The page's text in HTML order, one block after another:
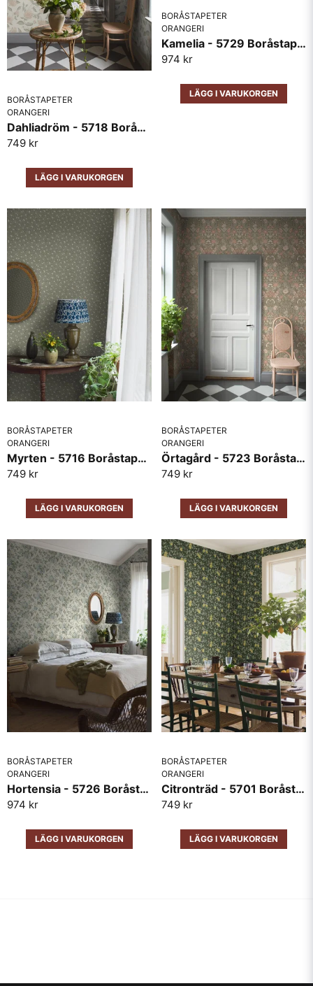
BORÅSTAPETER
ORANGERI
Dahliadröm - 5718 Boråstapeter
749 kr
LÄGG I VARUKORGEN
BORÅSTAPETER
ORANGERI
Kamelia - 5729 Boråstapeter
974 kr
LÄGG I VARUKORGEN
BORÅSTAPETER
ORANGERI
Myrten - 5716 Boråstapeter
749 kr
LÄGG I VARUKORGEN
BORÅSTAPETER
ORANGERI
Örtagård - 5723 Boråstapeter
749 kr
LÄGG I VARUKORGEN
BORÅSTAPETER
ORANGERI
Hortensia - 5726 Boråstapeter
974 kr
LÄGG I VARUKORGEN
BORÅSTAPETER
ORANGERI
Citronträd - 5701 Boråstapeter
749 kr
LÄGG I VARUKORGEN
Skicka fråga